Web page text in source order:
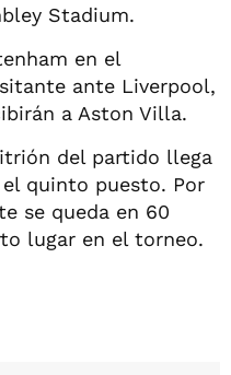
Stadium.
en el
ante Liverpool,
a Aston Villa.
del partido llega
quinto puesto. Por
se queda en 60
lugar en el torneo.